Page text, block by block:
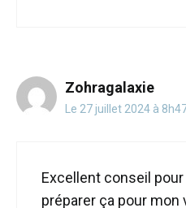
Zohragalaxie
Le 27 juillet 2024 à
Excellent conseil
préparer ça pour mon